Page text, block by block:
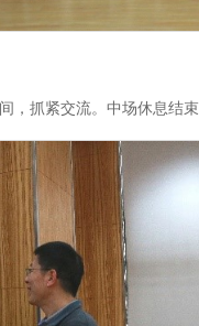
，抓紧交流。中场休息结